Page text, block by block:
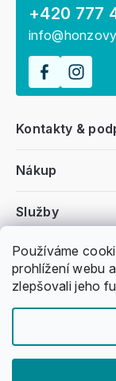
Používáme
prohlížení webu
zlepšovali jeho
Všeobecné
Nákup
Kontakty &
Služby
+420 777